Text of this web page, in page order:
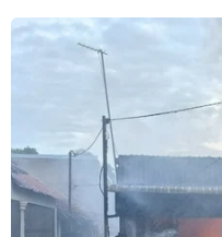
Trung Quốc: Cảnh sát
Hong Kong, Macau triệt
phá vụ lừa đảo đầu tư Fun
Coffee
05/08/2026 06:41